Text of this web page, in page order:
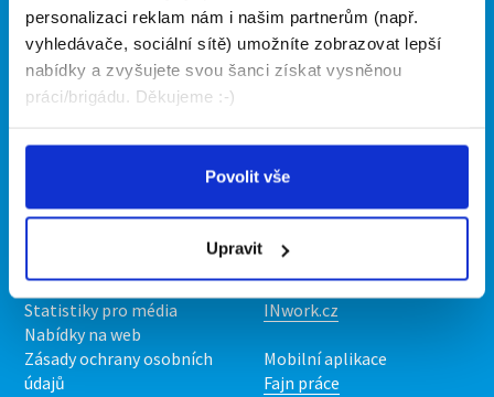
personalizaci reklam nám i našim partnerům (např.
vyhledávače, sociální sítě) umožníte zobrazovat lepší
nabídky a zvyšujete svou šanci získat vysněnou
práci/brigádu. Děkujeme :-)
Povolit vše
Upravit
Články
Hledané brigády
Vložit inzerát
Ceník
Kontakt
Upravit předvolby cookies
Statistiky pro média
Nabídky na web
Zásady ochrany osobních
údajů
Naše další projekty
Mobilní aplikace
Nabídka práce z celé ČR
INwork.cz
Mobilní aplikace
Fajn práce